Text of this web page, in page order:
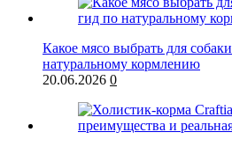
Какое мясо выбрать для
натуральному кормлению
20.06.2026 0